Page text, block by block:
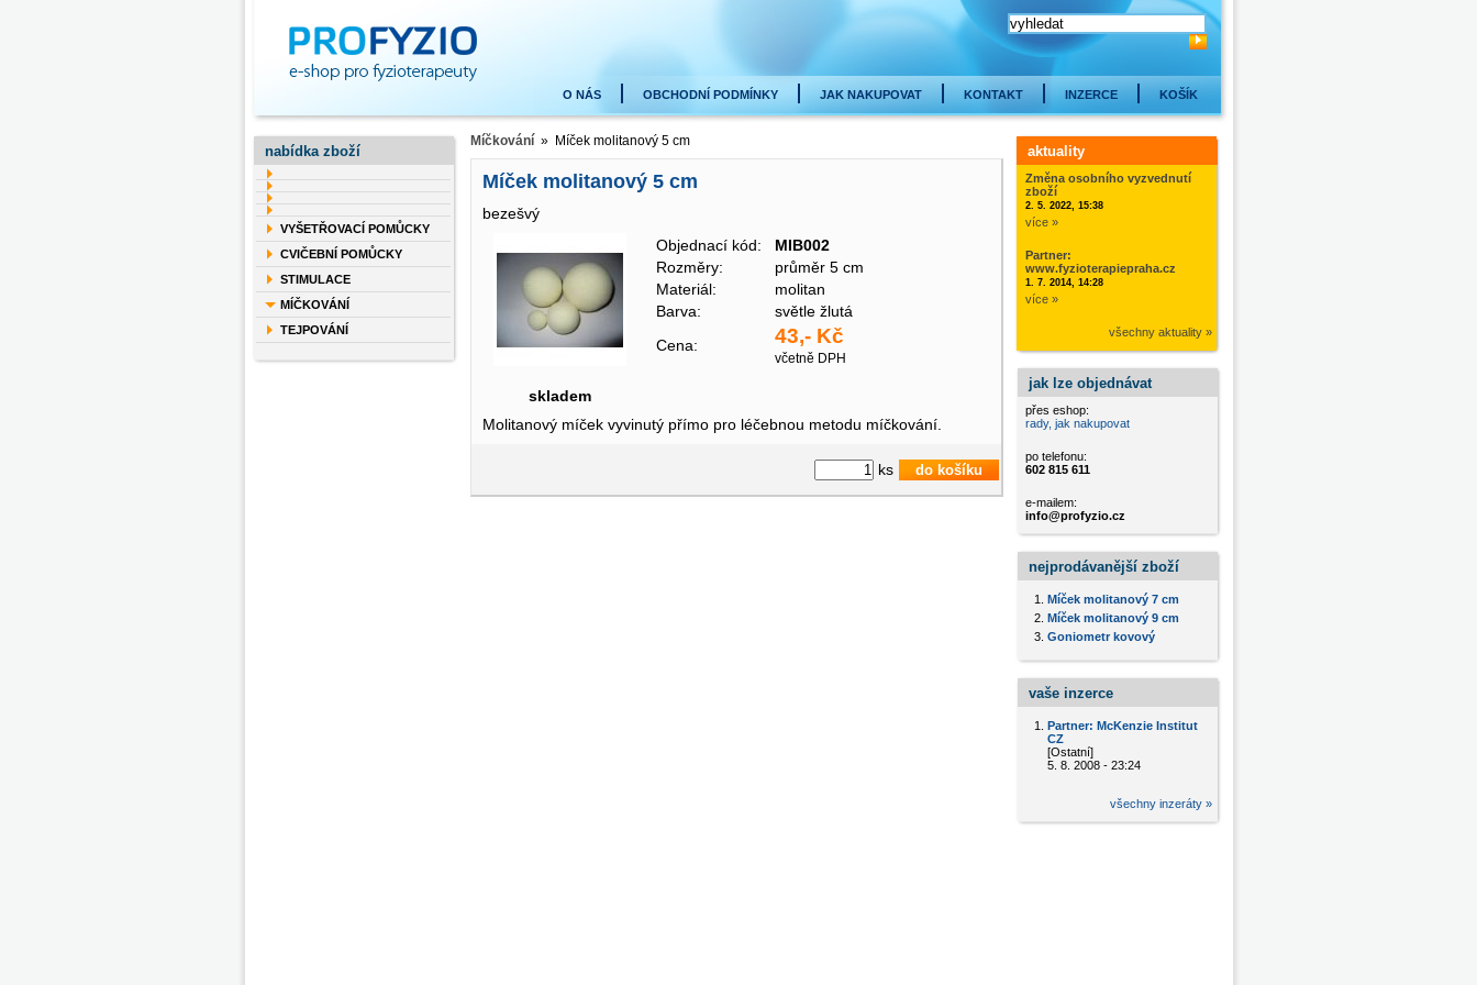
KOŠÍK
INZERCE
KONTAKT
JAK NAKUPOVAT
OBCHODNÍ PODMÍNKY
O NÁS
Míčkování» Míček molitanový 5 cm
Míček molitanový 5 cm
bezešvý
skladem
Objednací kód:
MIB002
Rozměry:
průměr 5 cm
Materiál:
molitan
Barva:
světle žlutá
Cena:
43,- Kč
včetně DPH
Molitanový míček vyvinutý přímo pro léčebnou metodu míčkování.
ks
nabídka zboží
VYŠETŘOVACÍ POMŮCKY
CVIČEBNÍ POMŮCKY
STIMULACE
MÍČKOVÁNÍ
TEJPOVÁNÍ
aktuality
Změna osobního vyzvednutí
zboží
2. 5. 2022, 15:38
více »
Partner:
www.fyzioterapiepraha.cz
1. 7. 2014, 14:28
více »
všechny aktuality »
jak lze objednávat
přes eshop:
rady, jak nakupovat
po telefonu:
602 815 611
e-mailem:
info@profyzio.cz
nejprodávanější zboží
Míček molitanový 7 cm
Míček molitanový 9 cm
Goniometr kovový
vaše inzerce
Partner: McKenzie Institut
CZ
[Ostatní]
5. 8. 2008 - 23:24
všechny inzeráty »